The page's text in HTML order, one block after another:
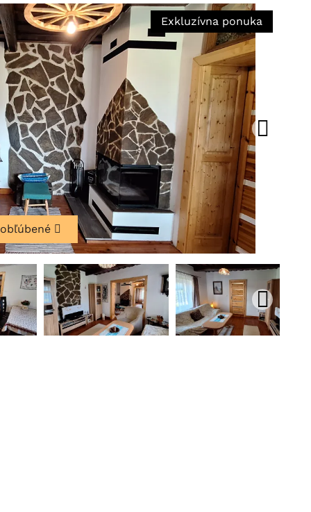
Exkluzívna ponuka